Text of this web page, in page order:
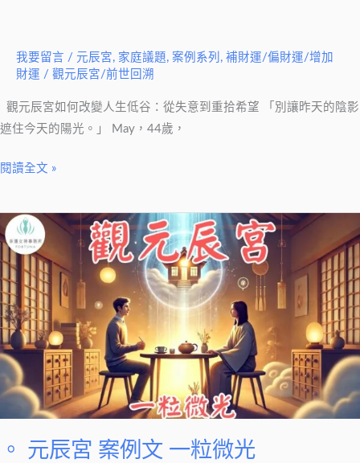
我要留言 / 元辰宮, 家庭議題, 案例系列 , 補財運/偏財運/增加
財運 / 觀元辰宮/前世回溯
觀元辰宮如何改變人生低谷：從失意到重拾希望 「別讓昨天的陰影
遮住今天的陽光。」 May，44歲，
今
天
陽
閱讀全文 »
。 元辰宮 案例文 一粒微光
。
元
辰
宮
案
例
文
一
粒
微